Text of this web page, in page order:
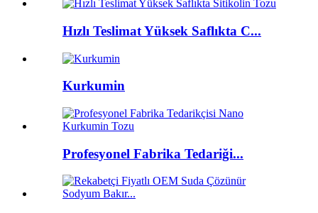
Hızlı Teslimat Yüksek Saflıkta C...
Kurkumin
Profesyonel Fabrika Tedariği...